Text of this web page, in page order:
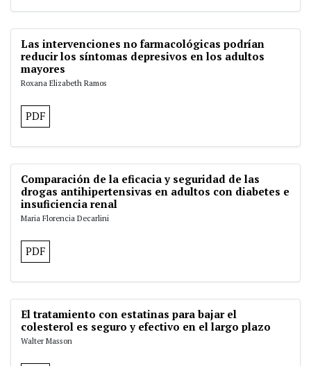
Las intervenciones no farmacológicas podrían
reducir los síntomas depresivos en los adultos
mayores
Roxana Elizabeth Ramos
PDF
Comparación de la eficacia y seguridad de las
drogas antihipertensivas en adultos con diabetes e
insuficiencia renal
Maria Florencia Decarlini
PDF
El tratamiento con estatinas para bajar el
colesterol es seguro y efectivo en el largo plazo
Walter Masson